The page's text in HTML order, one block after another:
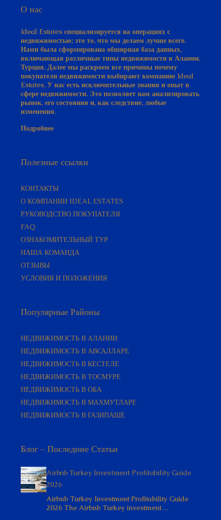
недвижимостью; это то, что мы делаем лучше всего.
Нами была сформирована обширная база данных,
включающая различные типы недвижимости в Алании,
Турция. Далее мы раскроем все причины почему
покупатели недвижимости выбирают компанию Ideal
Estates. У нас есть исключительные знания и опыт в
сфере недвижимости. Это позволяет нам анализировать
рынок, его состояния и, как следствие, любые
изменения.
Подробнее
О КОМПАНИИ IDEAL ESTATES
РУКОВОДСТВО ПОКУПАТЕЛЯ​
FAQ
ОЗНАКОМИТЕЛЬНЫЙ ТУР
НАША КОМАНДА
ОТЗЫВЫ
УСЛОВИЯ И ПОЛОЖЕНИЯ
НЕДВИЖИМОСТЬ В АВСАЛЛАРЕ
НЕДВИЖИМОСТЬ В КЕСТЕЛЕ
НЕДВИЖИМОСТЬ В ТОСМУРЕ
НЕДВИЖИМОСТЬ В ОБА
НЕДВИЖИМОСТЬ В МАХМУТЛАРЕ
НЕДВИЖИМОСТЬ В ГАЗИПАШЕ
2026
Airbnb Turkey Investment Profitability Guide
2026 The Airbnb Turkey investment…